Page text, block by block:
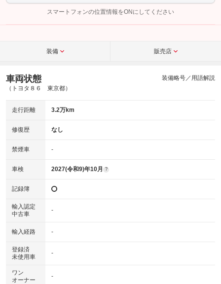
完了してください。
こちら
スマートフォンの位置情報をONにしてください
装備 販売店
車両状態
（トヨタ８６ 東京都）
装備略号／用語解説
走行距離 3.2万km
修復歴 なし
禁煙車 -
車検 2027(令和9)年10月 ?
記録簿
輸入認定
中古車
-
輸入経路 -
登録済
未使用車
-
ワン
オーナー
-